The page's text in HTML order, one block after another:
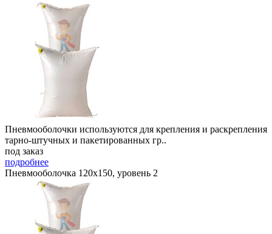
Пневмооболочки используются для крепления и раскрепления
тарно-штучных и пакетированных гр..
под заказ
подробнее
Пневмооболочка 120х150, уровень 2